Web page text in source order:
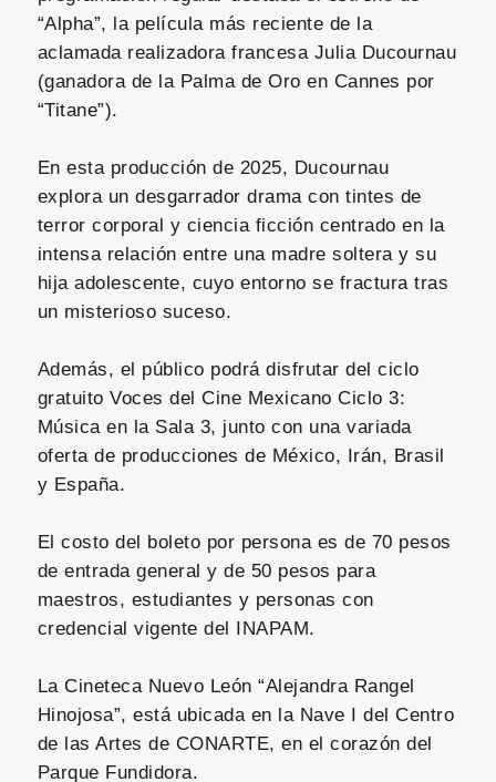
“Alpha”, la película más reciente de la
aclamada realizadora francesa Julia Ducournau
(ganadora de la Palma de Oro en Cannes por
“Titane”).
En esta producción de 2025, Ducournau
explora un desgarrador drama con tintes de
terror corporal y ciencia ficción centrado en la
intensa relación entre una madre soltera y su
hija adolescente, cuyo entorno se fractura tras
un misterioso suceso.
Además, el público podrá disfrutar del ciclo
gratuito Voces del Cine Mexicano Ciclo 3:
Música en la Sala 3, junto con una variada
oferta de producciones de México, Irán, Brasil
y España.
El costo del boleto por persona es de 70 pesos
de entrada general y de 50 pesos para
maestros, estudiantes y personas con
credencial vigente del INAPAM.
La Cineteca Nuevo León “Alejandra Rangel
Hinojosa”, está ubicada en la Nave I del Centro
de las Artes de CONARTE, en el corazón del
Parque Fundidora.